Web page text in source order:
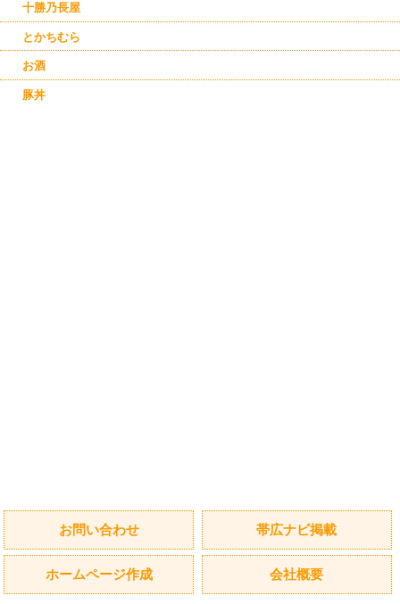
十勝乃長屋
とかちむら
お酒
豚丼
お問い合わせ 帯広ナビ掲載
ホームページ作成 会社概要